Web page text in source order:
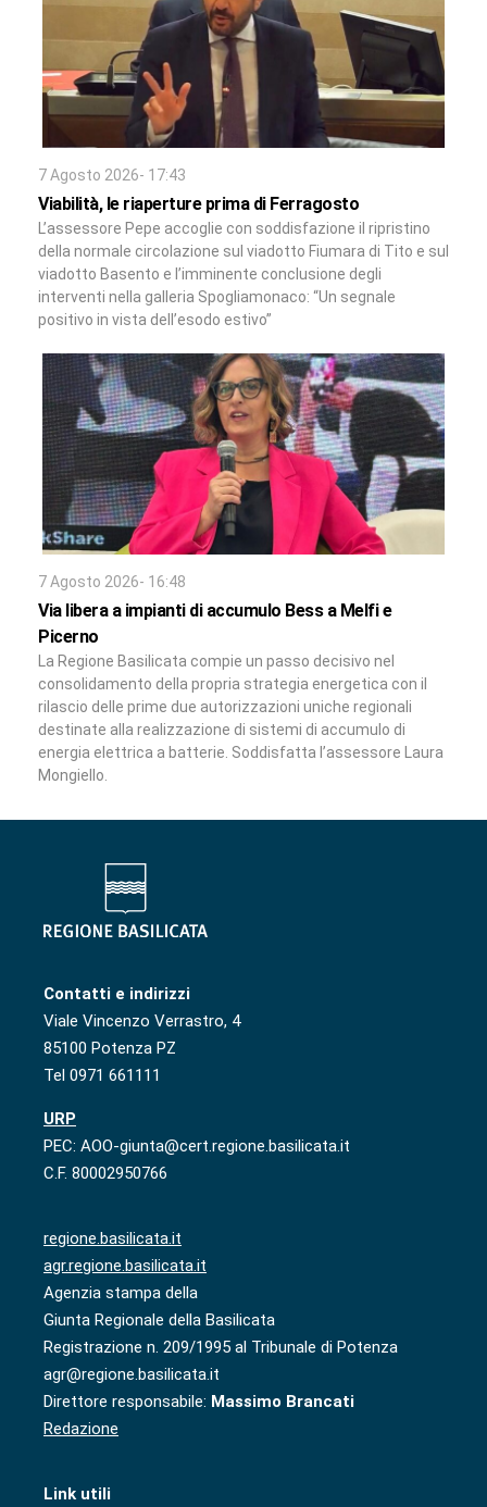
7 Agosto 2026- 17:43
Viabilità, le riaperture prima di Ferragosto
L’assessore Pepe accoglie con soddisfazione il ripristino
della normale circolazione sul viadotto Fiumara di Tito e sul
viadotto Basento e l’imminente conclusione degli
interventi nella galleria Spogliamonaco: “Un segnale
positivo in vista dell’esodo estivo”
7 Agosto 2026- 16:48
Via libera a impianti di accumulo Bess a Melfi e
Picerno
La Regione Basilicata compie un passo decisivo nel
consolidamento della propria strategia energetica con il
rilascio delle prime due autorizzazioni uniche regionali
destinate alla realizzazione di sistemi di accumulo di
energia elettrica a batterie. Soddisfatta l’assessore Laura
Mongiello.
Contatti e indirizzi
Viale Vincenzo Verrastro, 4
85100 Potenza PZ
Tel 0971 661111
URP
PEC: AOO-giunta@cert.regione.basilicata.it
C.F. 80002950766
regione.basilicata.it
agr.regione.basilicata.it
Agenzia stampa della
Giunta Regionale della Basilicata
Registrazione n. 209/1995 al Tribunale di Potenza
agr@regione.basilicata.it
Direttore responsabile: Massimo Brancati
Redazione
Link utili